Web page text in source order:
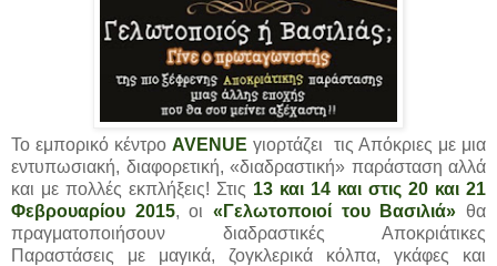
Το εμπορικό κέντρο AVENUE γιορτάζει τις Απόκριες με μια
εντυπωσιακή, διαφορετική, «διαδραστική» παράσταση αλλά
και με πολλές εκπλήξεις! Στις 13 και 14 και στις 20 και 21
Φεβρουαρίου 2015, οι«Γελωτοποιοί του Βασιλιά» θα
πραγματοποιήσουν διαδραστικές Αποκριάτικες
Παραστάσεις με μαγικά, ζογκλερικά κόλπα, γκάφες και